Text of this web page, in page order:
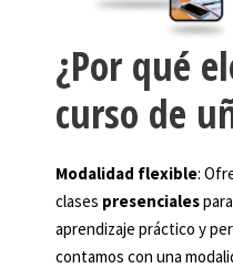
¿Por qué
curso de
Modalidad flexible:
clases presenciales
aprendizaje práctico y
contamos con una